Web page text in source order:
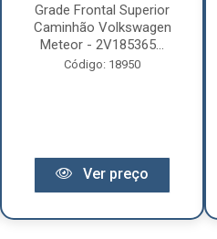
Grade Frontal Superior
Caminhão Volkswagen
Meteor - 2V185365...
Código: 18950
Ver preço